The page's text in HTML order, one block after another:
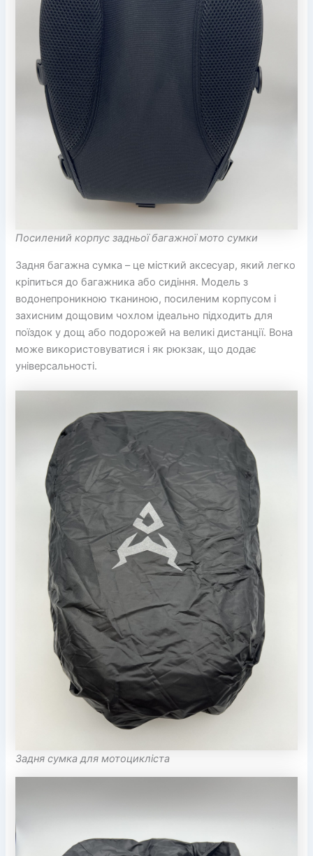
Посилений корпус задньої багажної мото сумки
Задня багажна сумка – це місткий аксесуар, який легко
кріпиться до багажника або сидіння. Модель з
водонепроникною тканиною, посиленим корпусом і
захисним дощовим чохлом ідеально підходить для
поїздок у дощ або подорожей на великі дистанції. Вона
може використовуватися і як рюкзак, що додає
універсальності.
Задня сумка для мотоцикліста